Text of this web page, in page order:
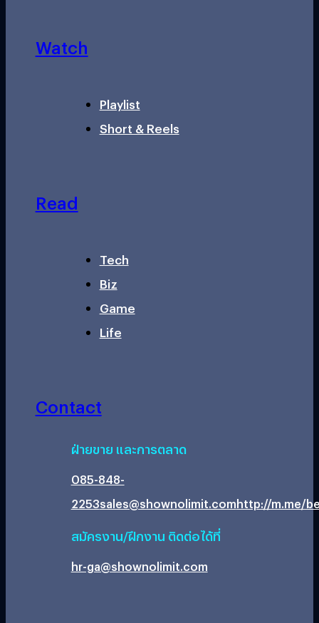
Watch
Playlist
Short & Reels
Read
Tech
Biz
Game
Life
Contact
ฝ่ายขาย และการตลาด
085-848-
2253sales@shownolimit.comhttp://m.me/
สมัครงาน/ฝึกงาน ติดต่อได้ที่
hr-ga@shownolimit.com